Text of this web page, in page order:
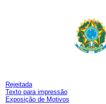
Rejeitada
Texto para impressão
Exposição de Motivos